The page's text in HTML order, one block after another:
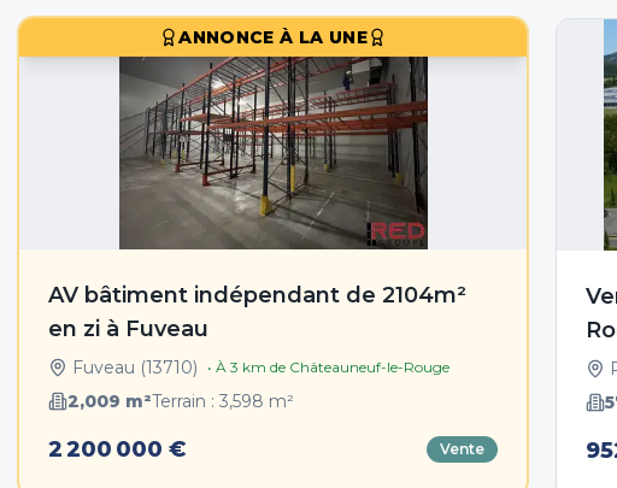
ANNONCE À LA UNE
AV bâtiment indépendant de 2104m²
en zi à Fuveau
Fuveau (13710) • À 3 km de Châteauneuf-le-Rouge
2,009 m²Terrain : 3,598 m²
2 200 000 € Vente